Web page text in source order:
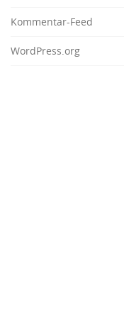
Kommentar-Feed
WordPress.org